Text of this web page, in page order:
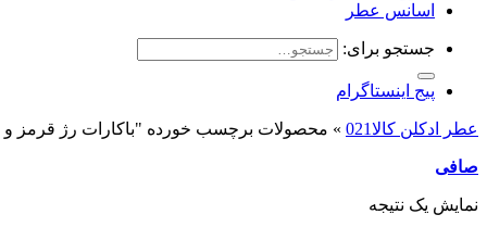
اسانس عطر
جستجو برای:
پیج اینستاگرام
عطر ادکلن کالا021 » محصولات برچسب خورده "باکارات رژ قرمز و
صافی
نمایش یک نتیجه